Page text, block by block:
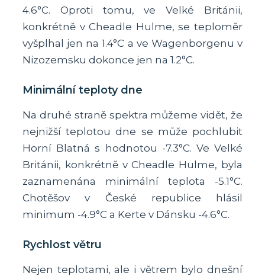
4.6°C. Oproti tomu, ve Velké Británii,
konkrétně v Cheadle Hulme, se teploměr
vyšplhal jen na 1.4°C a ve Wagenborgenu v
Nizozemsku dokonce jen na 1.2°C.
Minimální teploty dne
Na druhé straně spektra můžeme vidět, že
nejnižší teplotou dne se může pochlubit
Horní Blatná s hodnotou -7.3°C. Ve Velké
Británii, konkrétně v Cheadle Hulme, byla
zaznamenána minimální teplota -5.1°C.
Chotěšov v České republice hlásil
minimum -4.9°C a Kerte v Dánsku -4.6°C.
Rychlost větru
Nejen teplotami, ale i větrem bylo dnešní